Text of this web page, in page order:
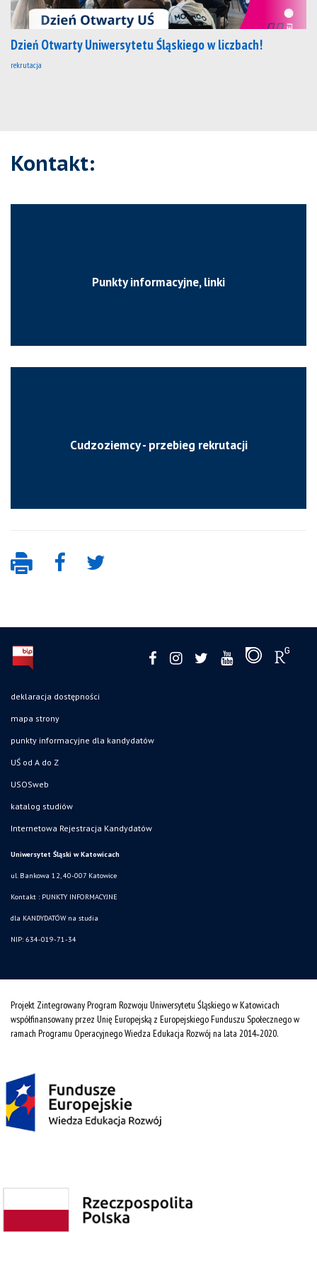
Dzień Otwarty Uniwersytetu Śląskiego w liczbach!
rekrutacja
Kontakt:
Punkty informacyjne, linki
Cudzoziemcy - przebieg rekrutacji
deklaracja dostępności
mapa strony
punkty informacyjne dla kandydatów
UŚ od A do Z
USOSweb
katalog studiów
Internetowa Rejestracja Kandydatów
Uniwersytet Śląski w Katowicach
ul. Bankowa 12, 40-007 Katowice
Kontakt : PUNKTY INFORMACYJNE
dla KANDYDATÓW na studia
NIP: 634-019-71-34
Projekt Zintegrowany Program Rozwoju Uniwersytetu Śląskiego w Katowicach
współfinansowany przez Unię Europejską z Europejskiego Funduszu Społecznego w
ramach Programu Operacyjnego Wiedza Edukacja Rozwój na lata 2014˗2020.